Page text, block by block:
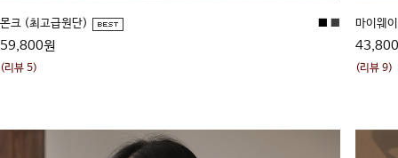
몬크 (최고급원단)
59,800원
(리뷰 5)
마이웨
(리뷰 9)